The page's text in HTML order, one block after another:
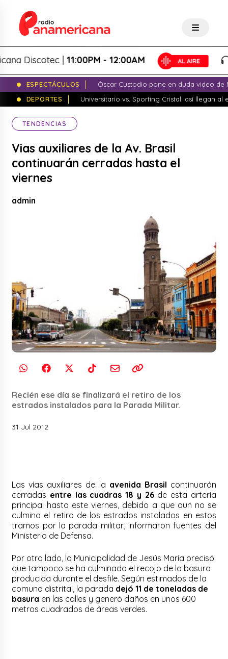
Discotec |11:00PM - 12:00AM
ESPECTÁCULOS
Óscar Custodio pone en duda video de
DEPORTES
Universitario vs. Sporting Cristal: así llegan al
TENDENCIAS
Vias auxiliares de la Av. Brasil
continuarán cerradas hasta el
viernes
admin
Recién ese día se finalizará el retiro de los
estrados instalados para la Parada Militar.
31 Jul 2012
Las vías auxiliares de la avenida Brasil continuarán
cerradas entre las cuadras 18 y 26de esta arteria
principal hasta este viernes, debido a que aun no se
culmina el retiro de los estrados instalados en estos
tramos por la parada militar, informaron fuentes del
Ministerio de Defensa.
Por otro lado, la Municipalidad de Jesús María precisó
que tampoco se ha culminado el recojo de la basura
producida durante el desfile. Según estimados de la
comuna distrital, la parada dejó 11 de toneladas de
basura en las calles y generó daños en unos 600
metros cuadrados de áreas verdes.